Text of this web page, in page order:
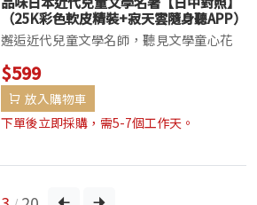
（25K彩色軟皮精裝+寂天雲隨身聽APP）
邂逅近代兒童文學名師，聽見文學童心花
園！聆聽靈活靈現的精彩文章，暢讀日本兒
童文學，利用有聲書引領深入閱讀，走進入
大師的文學世界！本書按作品問世的順序，
精心收錄了宮澤賢治、小川未明、有島武
$599
放入購物車
下單後立即採購，需5-7個工作天。